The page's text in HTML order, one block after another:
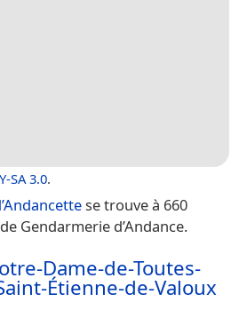
SA 3.0.
se trouve à 660
Gendarmerie d’Andance.
Dame-de-Toutes-
Étienne-de-Valoux